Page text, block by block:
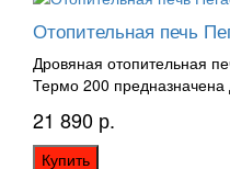
Отопительная печь
Дровяная отопительная
Термо 200 предназначена
21 890 р.
Купить